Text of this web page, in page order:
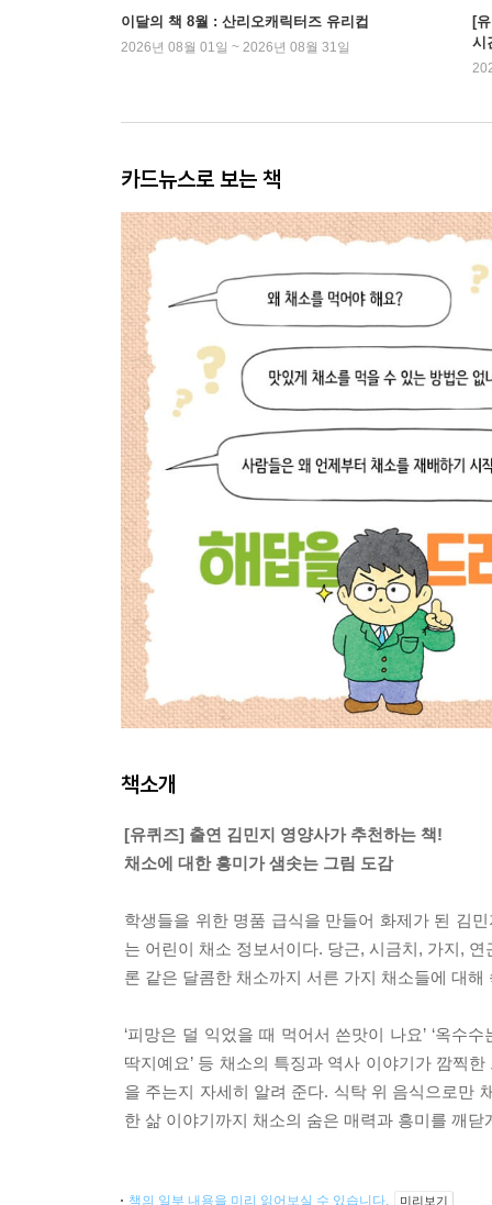
이달의 책 8월 : 산리오캐릭터즈 유리컵
2026년 08월 01일 ~ 2026년 08월 31일
[
시
카드뉴스로 보는 책
책소개
[유퀴즈] 출연 김민지 영양사가 추천하는 책!
채소에 대한 흥미가 샘솟는 그림 도감
학생들을 위한 명품 급식을 만들어 화제가 된 김
는 어린이 채소 정보서이다. 당근, 시금치, 가지,
론 같은 달콤한 채소까지 서른 가지 채소들에 대해
‘피망은 덜 익었을 때 먹어서 쓴맛이 나요’ ‘옥수
딱지예요’ 등 채소의 특징과 역사 이야기가 깜찍
을 주는지 자세히 알려 준다. 식탁 위 음식으로만
한 삶 이야기까지 채소의 숨은 매력과 흥미를 깨닫
책의 일부 내용을 미리 읽어보실 수 있습니다. 미리보기